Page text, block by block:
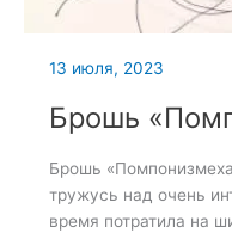
13 июля, 2023
Брошь
Брошь
тружусь над очень
время потратила на